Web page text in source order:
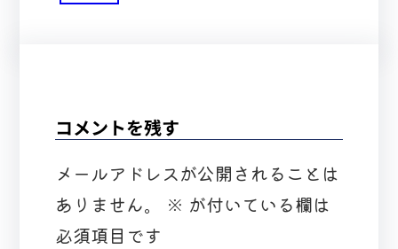
コメントを残す
メールアドレスが公開されることは
ありません。
※ が付いている欄は
必須項目です